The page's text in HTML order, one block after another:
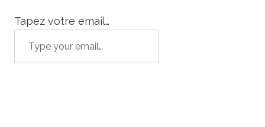
Tapez votre email…